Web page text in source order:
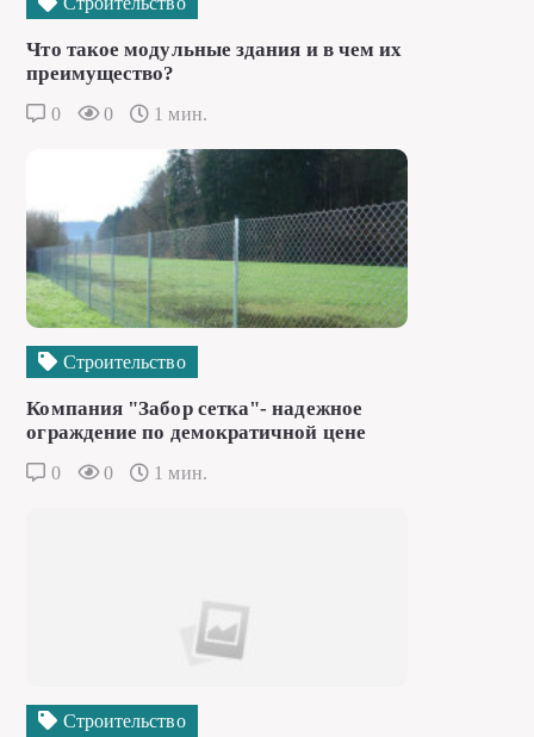
Что такое модульные здания и в чем их
преимущество?
0 0 1 мин.
Строительство
Компания "Забор сетка"- надежное
ограждение по демократичной цене
0 0 1 мин.
Строительство